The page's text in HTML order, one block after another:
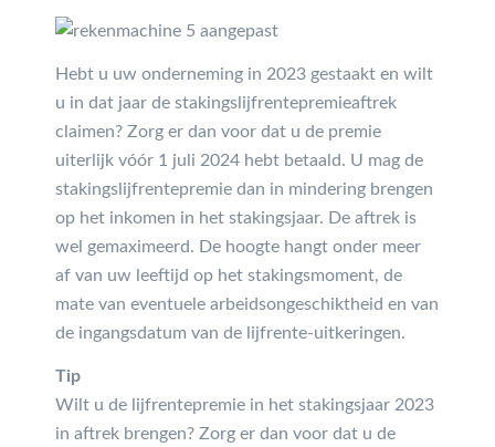
Hebt u uw onderneming in 2023 gestaakt en wilt
u in dat jaar de stakingslijfrentepremieaftrek
claimen? Zorg er dan voor dat u de premie
uiterlijk vóór 1 juli 2024 hebt betaald. U mag de
stakingslijfrentepremie dan in mindering brengen
op het inkomen in het stakingsjaar. De aftrek is
wel gemaximeerd. De hoogte hangt onder meer
af van uw leeftijd op het stakingsmoment, de
mate van eventuele arbeidsongeschiktheid en van
de ingangsdatum van de lijfrente-uitkeringen.
Tip
Wilt u de lijfrentepremie in het stakingsjaar 2023
in aftrek brengen? Zorg er dan voor dat u de